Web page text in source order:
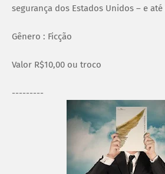
segurança dos Estados Unidos – e
Gênero : Ficção
Valor R$10,00 ou troco
---------